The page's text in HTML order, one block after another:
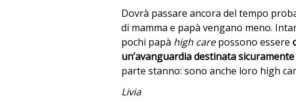
Dovrà passare ancora del tempo
di mamma e papà vengano meno.
pochi papà high carepossono essere
un’avanguardia destinata
parte stanno: sono anche loro high
Livia